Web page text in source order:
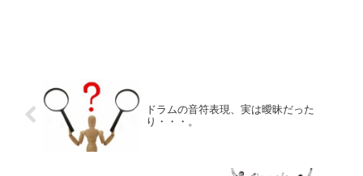
ドラムの音符表現、実は曖昧だった
り・・・。